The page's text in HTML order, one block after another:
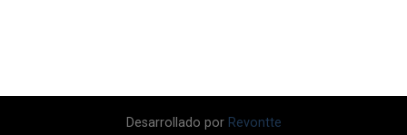
Desarrollado por Revontte